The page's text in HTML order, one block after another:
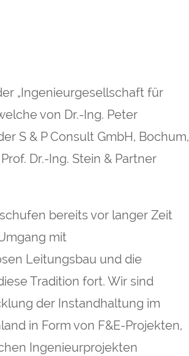
„Ingenieurgesellschaft für
von Dr.-Ing. Peter
S & P Consult GmbH, Bochum,
Dr.-Ing. Stein & Partner
bereits vor langer Zeit
mit
Leitungsbau und die
Tradition fort. Wir sind
der Instandhaltung im
in Form von F&E-Projekten,
Ingenieurprojekten